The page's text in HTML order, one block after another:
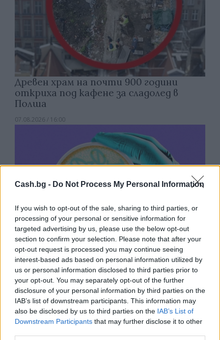
Cash.bg - Do Not Process My Personal Information
If you wish to opt-out of the sale, sharing to third parties, or
processing of your personal or sensitive information for
targeted advertising by us, please use the below opt-out
section to confirm your selection. Please note that after your
opt-out request is processed you may continue seeing
interest-based ads based on personal information utilized by
us or personal information disclosed to third parties prior to
your opt-out. You may separately opt-out of the further
disclosure of your personal information by third parties on the
IAB’s list of downstream participants. This information may
also be disclosed by us to third parties on the IAB’s List of
Downstream Participants that may further disclose it to other
Древен храм на почти 900 години
откриха под кафене за сладолед в
Полша
07.08.2026 / 16:00
Изкуствен интелект за първи път
създаде нови жизнеспособни вируси
07.08.2026 / 15:30